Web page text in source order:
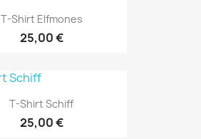
T-Shirt Elfmones
25,00 €
T-Shirt Schiff
25,00 €